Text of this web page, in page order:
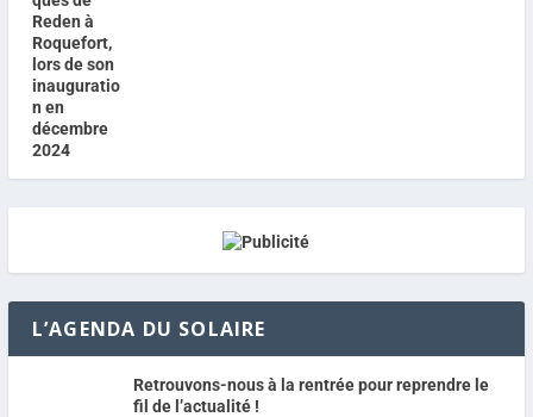
L’AGENDA DU SOLAIRE
Retrouvons-nous à la rentrée pour reprendre le
fil de l’actualité !